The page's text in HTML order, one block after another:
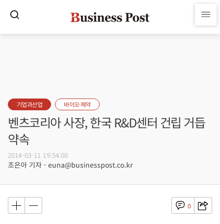
기업과산업 바이오·제약
벤츠코리아 사장, 한국 R&D센터 건립 거듭
약속
2014-03-11 19:54:00
조은아 기자 - euna@businesspost.co.kr
0